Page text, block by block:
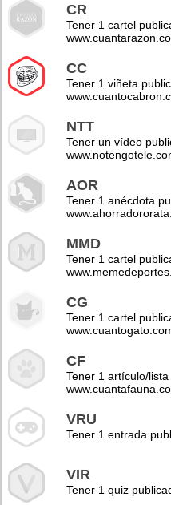
CR
Tener 1 cartel
CC
Tener 1 viñeta
NTT
Tener un vídeo
AOR
Tener 1 anécdota
MMD
Tener 1 cartel
CG
Tener 1 cartel
CF
Tener 1 artículo/
VRU
Tener 1 entrada
VIR
Tener 1 quiz